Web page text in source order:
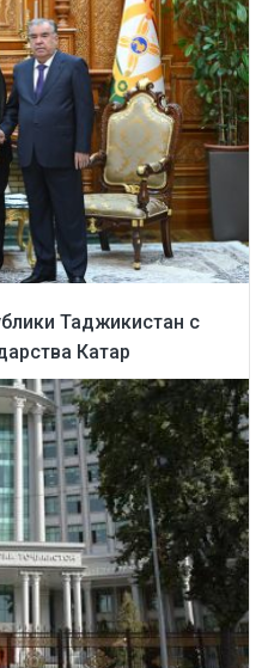
Таджикистан с
Катар